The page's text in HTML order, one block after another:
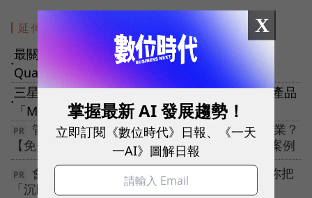
延伸閱讀
●
最關心你的健康，蘋果再開發「AI私人教練」
Quartz！會監督用戶運動？功能一次看
●
三星考慮改投Bing懷抱！Google嚇到加速新AI產品
「Magi」，已知有4大功能
管理變複雜了🤯 如何避免資料孤島與重複作業？
【免費下載白皮書】立即看中小企業 CRM 成長案例
會員很多卻不回購？10/14 電通高階顧問教你把
「沉睡名單」變成「千萬營收」🔥
X
掌握最新 AI 發展趨勢！
立即訂閱《數位時代》日報、《一天
一AI》圖解日報